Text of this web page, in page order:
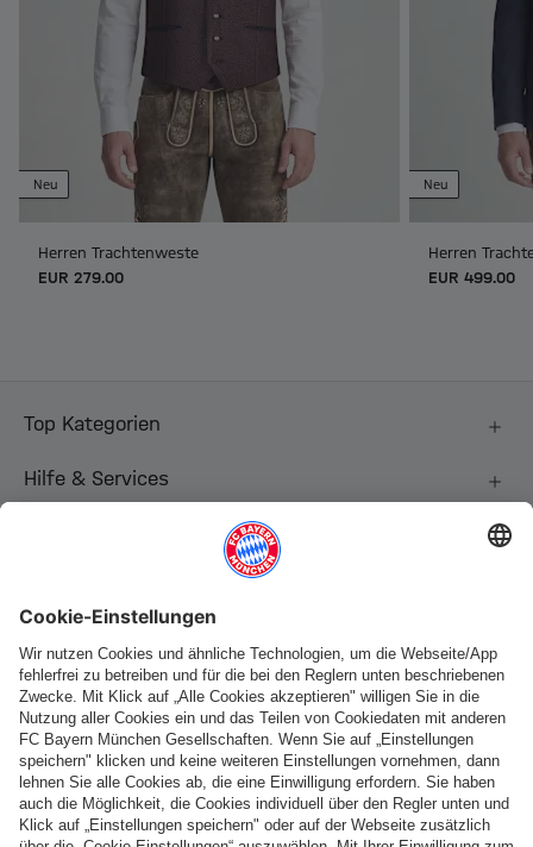
Neu
Herren Trachtenweste
EUR 279.00
Neu
Herren
EUR 499.00
Top Kategorien
Hilfe & Services
Folge uns
Zahlung & Lieferung